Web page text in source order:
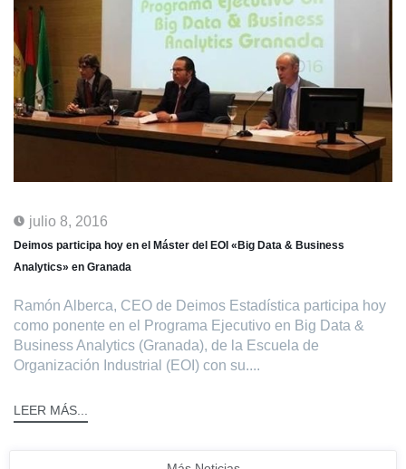
julio 8, 2016
Deimos participa hoy en el Máster del EOI «Big Data & Business
Analytics» en Granada
Ramón Alberca, CEO de Deimos Estadística participa hoy
como ponente en el Programa Ejecutivo en Big Data &
Business Analytics (Granada), de la Escuela de
Organización Industrial (EOI) con su....
LEER MÁS...